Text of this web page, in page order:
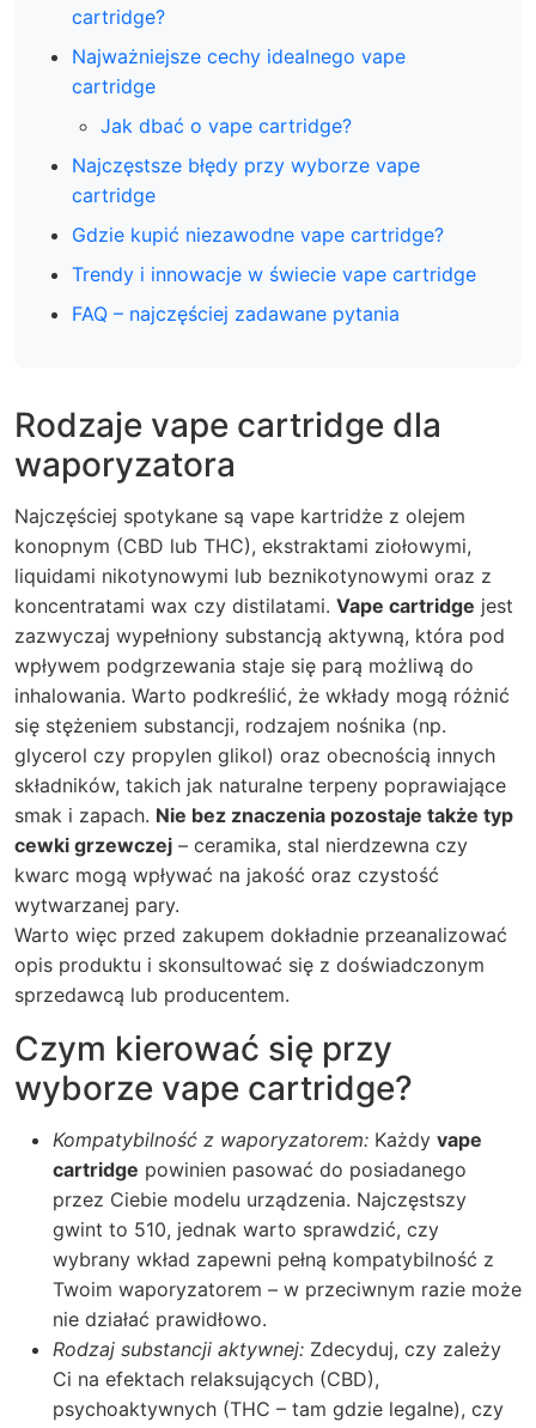
cartridge?
Najważniejsze cechy idealnego vape
cartridge
Jak dbać o vape cartridge?
Najczęstsze błędy przy wyborze vape
cartridge
Gdzie kupić niezawodne vape cartridge?
Trendy i innowacje w świecie vape cartridge
FAQ – najczęściej zadawane pytania
Rodzaje vape cartridge dla
waporyzatora
Najczęściej spotykane są vape kartridże z olejem
konopnym (CBD lub THC), ekstraktami ziołowymi,
liquidami nikotynowymi lub beznikotynowymi oraz z
koncentratami wax czy distilatami. Vape cartridge jest
zazwyczaj wypełniony substancją aktywną, która pod
wpływem podgrzewania staje się parą możliwą do
inhalowania. Warto podkreślić, że wkłady mogą różnić
się stężeniem substancji, rodzajem nośnika (np.
glycerol czy propylen glikol) oraz obecnością innych
składników, takich jak naturalne terpeny poprawiające
smak i zapach. Nie bez znaczenia pozostaje także typ
cewki grzewczej – ceramika, stal nierdzewna czy
kwarc mogą wpływać na jakość oraz czystość
wytwarzanej pary.
Warto więc przed zakupem dokładnie przeanalizować
opis produktu i skonsultować się z doświadczonym
sprzedawcą lub producentem.
Czym kierować się przy
wyborze vape cartridge?
Kompatybilność z waporyzatorem: Każdy vape
cartridge powinien pasować do posiadanego
przez Ciebie modelu urządzenia. Najczęstszy
gwint to 510, jednak warto sprawdzić, czy
wybrany wkład zapewni pełną kompatybilność z
Twoim waporyzatorem – w przeciwnym razie może
nie działać prawidłowo.
Rodzaj substancji aktywnej: Zdecyduj, czy zależy
Ci na efektach relaksujących (CBD),
psychoaktywnych (THC – tam gdzie legalne), czy